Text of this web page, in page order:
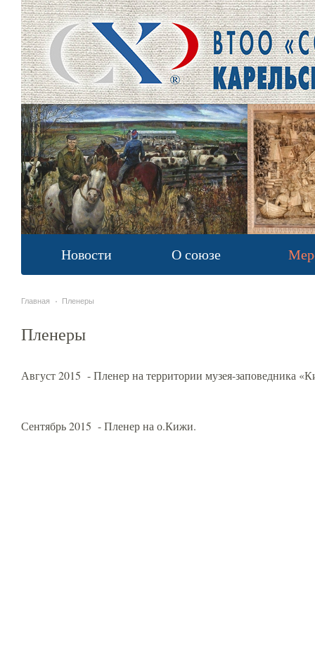
Новости О союзе
Главная Пленеры
Пленеры
Август 2015 - Пленер на территории музея-заповедника
Сентябрь 2015 - Пленер на о.Кижи.